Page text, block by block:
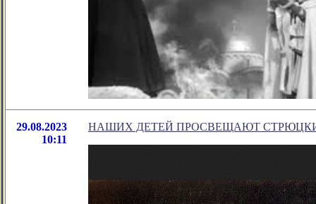
29.08.2023
10:11
НАШИХ ДЕТЕЙ ПРОСВЕЩАЮТ